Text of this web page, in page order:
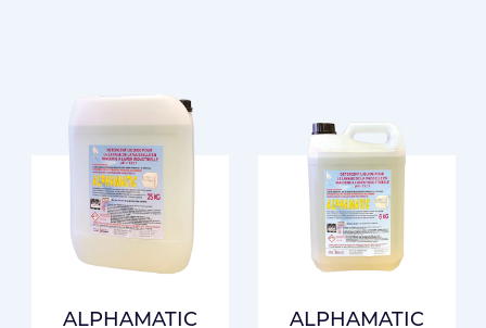
ALPHAMATIC ALPHAMATIC